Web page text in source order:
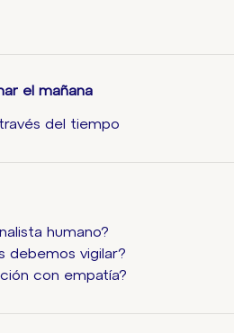
el mañana
del tiempo
humano?
debemos vigilar?
con empatía?